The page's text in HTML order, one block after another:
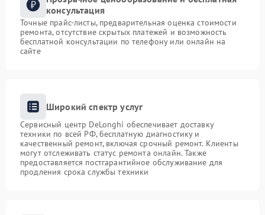
консультация
Точные прайс-листы, предварительная оценка стоимости
ремонта, отсутствие скрытых платежей и возможность
бесплатной консультации по телефону или онлайн на
сайте
Широкий спектр услуг
Сервисный центр DeLonghi обеспечивает доставку
техники по всей РФ, бесплатную диагностику и
качественный ремонт, включая срочный ремонт. Клиенты
могут отслеживать статус ремонта онлайн. Также
предоставляется постгарантийное обслуживание для
продления срока службы техники